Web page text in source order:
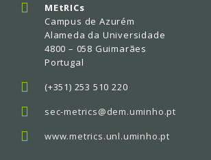
MEtRICs
Campus de Azurém
Alameda da Universidade
4800 – 058 Guimarães
Portugal
(+351) 253 510 220
sec-metrics@dem.uminho.pt
www.metrics.unl.uminho.pt